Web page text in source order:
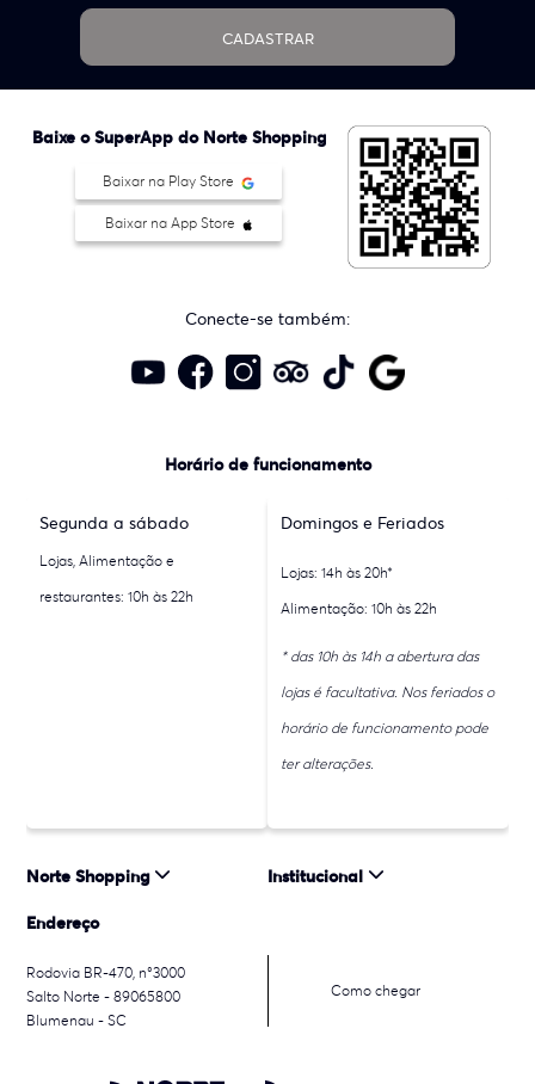
CADASTRAR
Baixe o SuperApp do Norte Shopping
Baixar na Play Store
Baixar na App Store
Conecte-se também:
Horário de funcionamento
Segunda a sábado
Lojas, Alimentação e
restaurantes: 10h às 22h
Domingos e Feriados
Lojas: 14h às 20h*
Alimentação: 10h às 22h
* das 10h às 14h a abertura das
lojas é facultativa. Nos feriados o
horário de funcionamento pode
ter alterações.
Norte Shopping Institucional
Endereço
Rodovia BR-470, n°3000
Salto Norte - 89065800
Blumenau - SC
Como chegar